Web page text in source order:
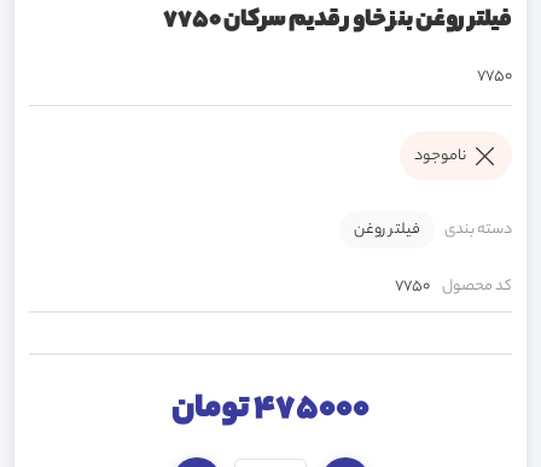
فیلتر روغن بنز خاور قدیم سرکان 7750
7750
ناموجود
دسته بندی فیلتر روغن
کد محصول 7750
475000 تومان